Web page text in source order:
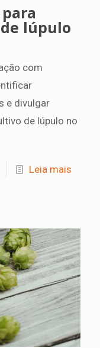
lúpulo
com
e divulgar
de lúpulo no
Leia mais